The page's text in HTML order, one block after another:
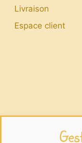
Livraison
Espace client
Infos